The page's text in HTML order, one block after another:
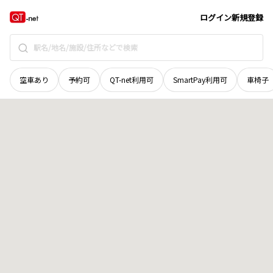
ログイン新規登録
空車あり 予約可 QT-net利用可 SmartPay利用可 車椅子
岡山県